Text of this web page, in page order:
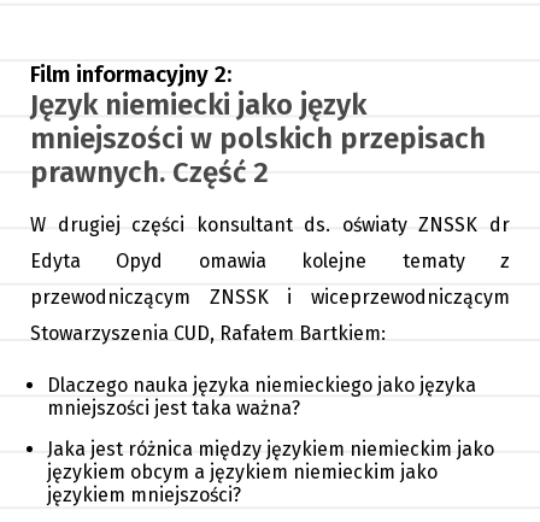
Film informacyjny 2:
Język niemiecki jako język
mniejszości w polskich przepisach
prawnych. Część 2
W drugiej części konsultant ds. oświaty ZNSSK dr
Edyta Opyd omawia kolejne tematy z
przewodniczącym ZNSSK i wiceprzewodniczącym
Stowarzyszenia CUD, Rafałem Bartkiem:
Dlaczego nauka języka niemieckiego jako języka
mniejszości jest taka ważna?
Jaka jest różnica między językiem niemieckim jako
językiem obcym a językiem niemieckim jako
językiem mniejszości?